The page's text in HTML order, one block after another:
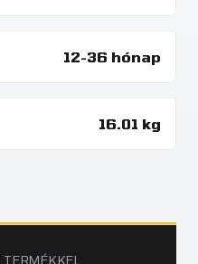
12-36 hónap
16.01 kg
TERMÉKKEL